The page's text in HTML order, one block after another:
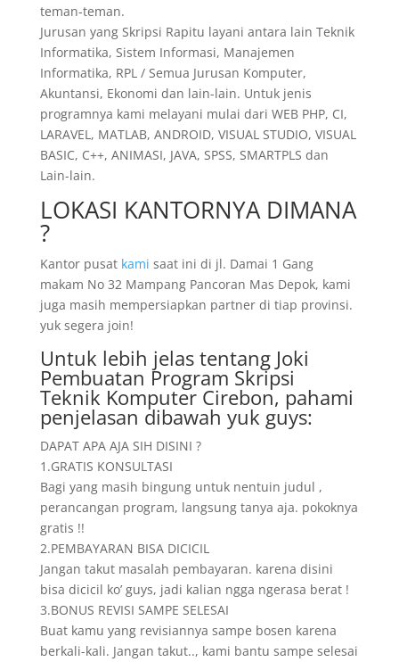
teman-teman.
Jurusan yang Skripsi Rapitu layani antara lain Teknik
Informatika, Sistem Informasi, Manajemen
Informatika, RPL / Semua Jurusan Komputer,
Akuntansi, Ekonomi dan lain-lain. Untuk jenis
programnya kami melayani mulai dari WEB PHP, CI,
LARAVEL, MATLAB, ANDROID, VISUAL STUDIO, VISUAL
BASIC, C++, ANIMASI, JAVA, SPSS, SMARTPLS dan
Lain-lain.
LOKASI KANTORNYA DIMANA
?
Kantor pusat kami saat ini di jl. Damai 1 Gang
makam No 32 Mampang Pancoran Mas Depok, kami
juga masih mempersiapkan partner di tiap provinsi.
yuk segera join!
Untuk lebih jelas tentang Joki
Pembuatan Program Skripsi
Teknik Komputer Cirebon, pahami
penjelasan dibawah yuk guys:
DAPAT APA AJA SIH DISINI ?
1.GRATIS KONSULTASI
Bagi yang masih bingung untuk nentuin judul ,
perancangan program, langsung tanya aja. pokoknya
gratis !!
2.PEMBAYARAN BISA DICICIL
Jangan takut masalah pembayaran. karena disini
bisa dicicil ko’ guys, jadi kalian ngga ngerasa berat !
3.BONUS REVISI SAMPE SELESAI
Buat kamu yang revisiannya sampe bosen karena
berkali-kali. Jangan takut.., kami bantu sampe selesai